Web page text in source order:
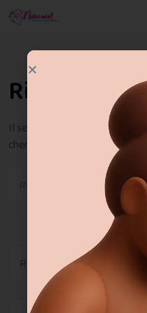
Rien N'A Été
Il semble que nous ne
cherchez. Peut-être que la